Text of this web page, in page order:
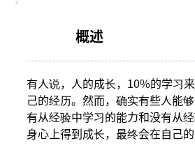
概述
有人说，人的成长，10%的学习
己的经历。然而，确实有些人能
有从经验中学习的能力和没有从
身心上得到成长，最终会在自己